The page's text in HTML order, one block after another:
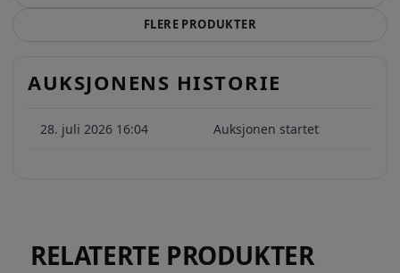
FLERE PRODUKTER
AUKSJONENS HISTORIE
28. juli 2026 16:04 Auksjonen startet
RELATERTE PRODUKTER